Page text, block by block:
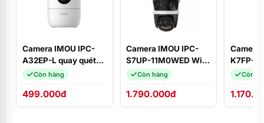
Camera IMOU IPC-
A32EP-L quay quét
3MP 2K
Còn hàng
499.000đ
Camera IMOU IPC-
S7UP-11M0WED Wifi
3 mắt Cruiser Triple
hiện người, Wifi 6
Còn hàng
1.790.000đ
Camera
K7FP-
quay
động
Còn